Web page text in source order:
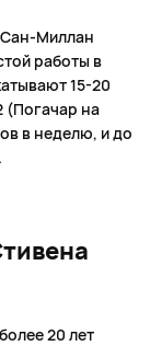
Сан-Миллан
работы в
15-20
(Погачар на
в неделю, и до
20 лет